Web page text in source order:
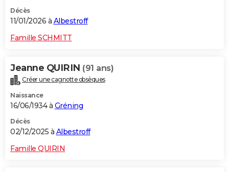
Décès
11/01/2026 à Albestroff
Famille SCHMITT
Jeanne QUIRIN (91 ans)
Créer une cagnotte obsèques
Naissance
16/06/1934 à Gréning
Décès
02/12/2025 à Albestroff
Famille QUIRIN